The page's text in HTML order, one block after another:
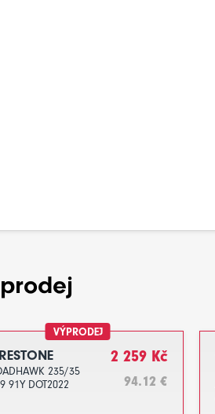
VÝPRODEJ
235/35
91Y DOT2022
2 259 Kč
94.12 €